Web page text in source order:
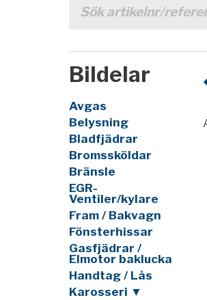
Bildelar
Avgas
Belysning
Bladfjädrar
Bromssköldar
Bränsle
EGR-
Ventiler/kylare
Fram / Bakvagn
Fönsterhissar
Gasfjädrar /
Elmotor baklucka
Handtag / Lås
Karosseri ▼